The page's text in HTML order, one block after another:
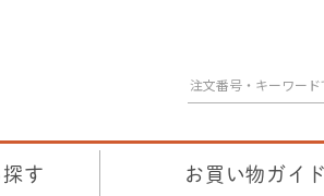
す お買い物ガイド